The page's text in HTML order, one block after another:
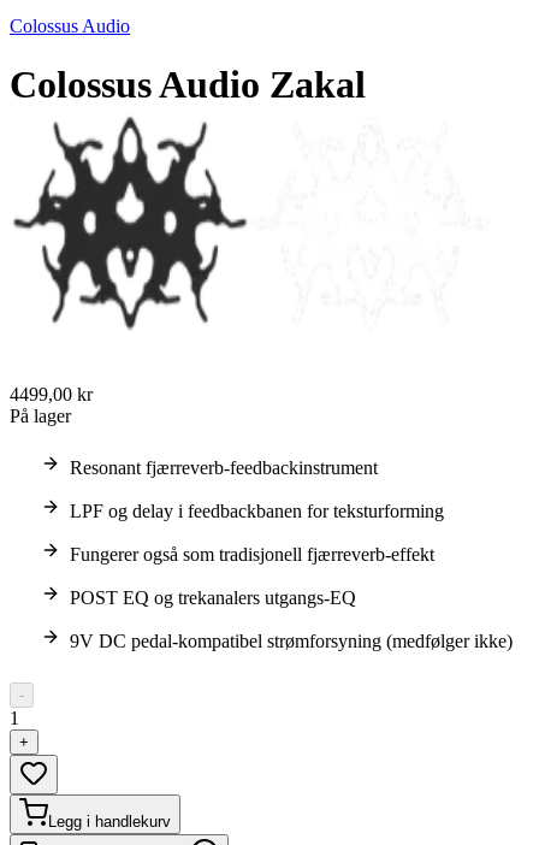
Colossus Audio
Colossus Audio Zakal
4499,00 kr
På lager
Resonant fjærreverb-feedbackinstrument
LPF og delay i feedbackbanen for teksturforming
Fungerer også som tradisjonell fjærreverb-effekt
POST EQ og trekanalers utgangs-EQ
9V DC pedal-kompatibel strømforsyning (medfølger ikke)
-
1
+
Legg i handlekurv